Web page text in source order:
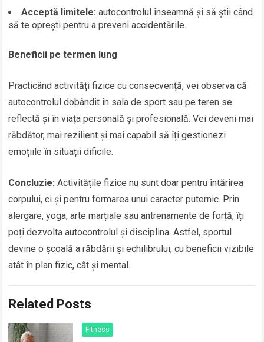
Acceptă limitele: autocontrolul înseamnă și să știi când
să te oprești pentru a preveni accidentările.
Beneficii pe termen lung
Practicând activități fizice cu consecvență, vei observa că
autocontrolul dobândit în sala de sport sau pe teren se
reflectă și în viața personală și profesională. Vei deveni mai
răbdător, mai rezilient și mai capabil să îți gestionezi
emoțiile în situații dificile.
Concluzie: Activitățile fizice nu sunt doar pentru întărirea
corpului, ci și pentru formarea unui caracter puternic. Prin
alergare, yoga, arte marțiale sau antrenamente de forță, îți
poți dezvolta autocontrolul și disciplina. Astfel, sportul
devine o școală a răbdării și echilibrului, cu beneficii vizibile
atât în plan fizic, cât și mental.
Related Posts
Fitness